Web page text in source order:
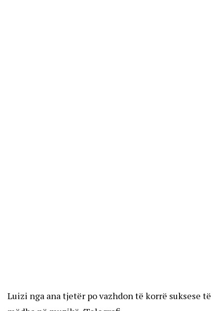
Luizi nga ana tjetër po vazhdon të korrë suksese të